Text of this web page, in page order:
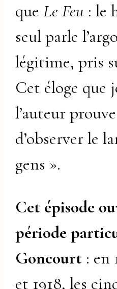
queLe Feu : le
seul parle
légitime, pris
Cet éloge que
l’auteur
d’observer le
gens ».
Cet épisode
période
Goncourt : en
et 1918, les